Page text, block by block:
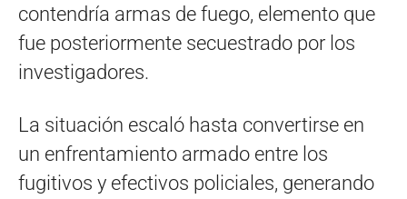
contendría armas de fuego, elemento que
fue posteriormente secuestrado por los
investigadores.
La situación escaló hasta convertirse en
un enfrentamiento armado entre los
fugitivos y efectivos policiales, generando